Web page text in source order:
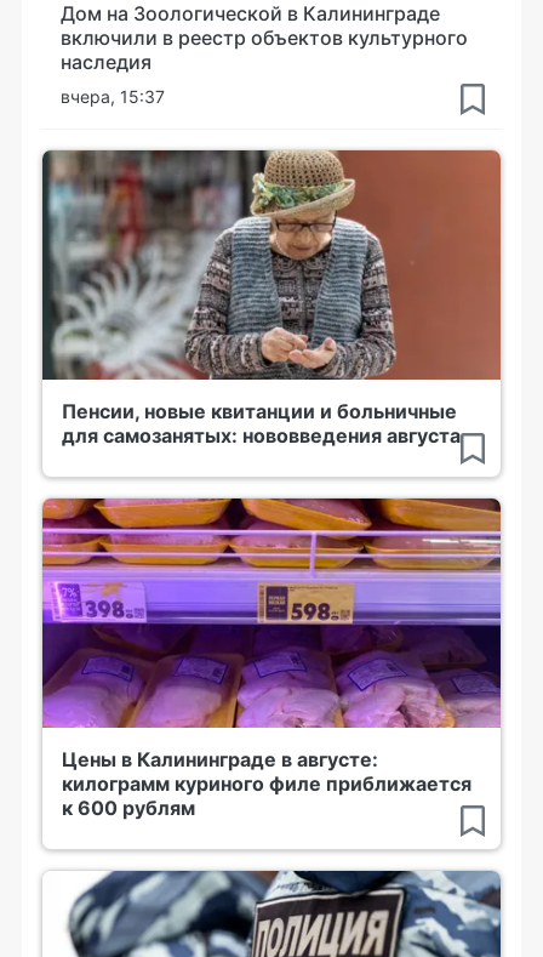
Дом на Зоологической в Калининграде
включили в реестр объектов культурного
наследия
вчера, 15:37
Пенсии, новые квитанции и больничные
для самозанятых: нововведения августа
Цены в Калининграде в августе:
килограмм куриного филе приближается
к 600 рублям